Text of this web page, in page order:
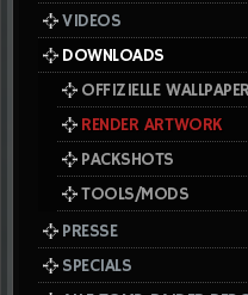
VIDEOS
DOWNLOADS
OFFIZIELLE WALLPAPER
RENDER ARTWORK
PACKSHOTS
TOOLS/MODS
PRESSE
SPECIALS